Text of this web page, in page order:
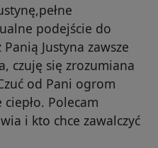
podejście do
Justyna zawsze
czuję się zrozumiana
od Pani ogrom
Polecam
i kto chce zawalczyć